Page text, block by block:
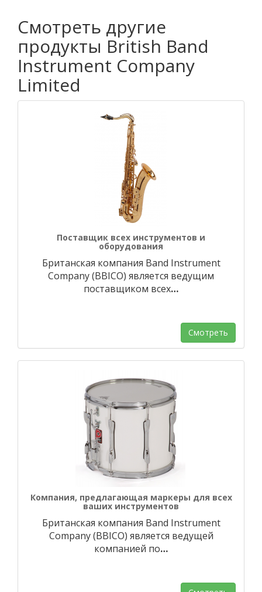
Смотреть другие
продукты British Band
Instrument Company
Limited
Поставщик всех инструментов и
оборудования
Британская компания Band Instrument
Company (BBICO) является ведущим
поставщиком всех…
Смотреть
Компания, предлагающая маркеры для всех
ваших инструментов
Британская компания Band Instrument
Company (BBICO) является ведущей
компанией по…